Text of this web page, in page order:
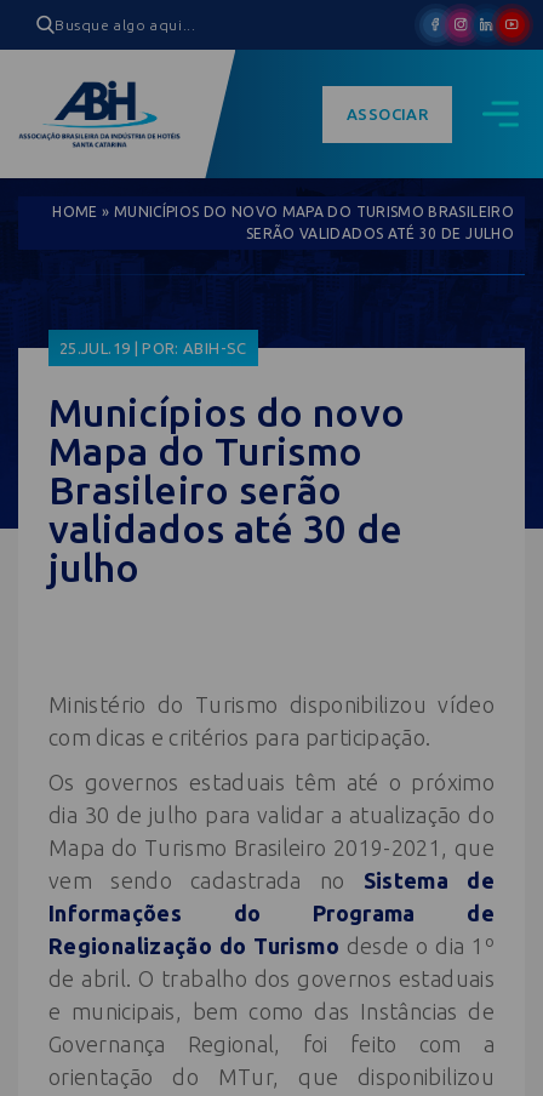
ASSOCIAR
HOME » MUNICÍPIOS DO NOVO MAPA DO TURISMO BRASILEIRO
SERÃO VALIDADOS ATÉ 30 DE JULHO
25.JUL.19 | POR: ABIH-SC
Municípios do novo
Mapa do Turismo
Brasileiro serão
validados até 30 de
julho
Ministério do Turismo disponibilizou vídeo
com dicas e critérios para participação.
Os governos estaduais têm até o próximo
dia 30 de julho para validar a atualização do
Mapa do Turismo Brasileiro 2019-2021, que
vem sendo cadastrada no Sistema de
Informações do Programa de
Regionalização do Turismo desde o dia 1º
de abril. O trabalho dos governos estaduais
e municipais, bem como das Instâncias de
Governança Regional, foi feito com a
orientação do MTur, que disponibilizou